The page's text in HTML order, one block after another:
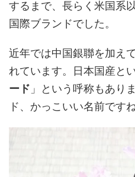
するまで、長らく米国系
国際ブランドでした。
近年では中国銀聯を加え
れています。日本国産と
ード 」という呼称もあり
ド、かっこいい名前です